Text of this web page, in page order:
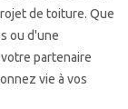
de toiture. Que
ou d'une
partenaire
vie à vos